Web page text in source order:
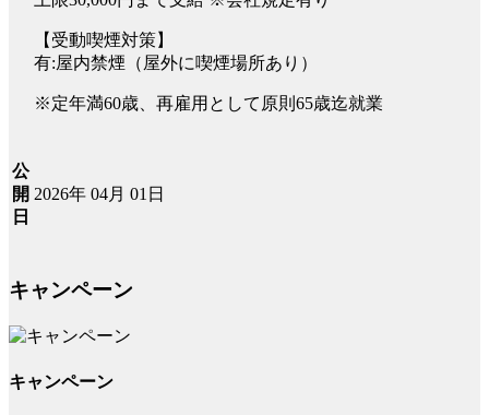
【受動喫煙対策】
有:屋内禁煙（屋外に喫煙場所あり）
※定年満60歳、再雇用として原則65歳迄就業
公
開
日
2026年 04月 01日
キャンペーン
キャンペーン